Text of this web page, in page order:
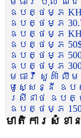
ឧបត្ថម្ភ KHR
ឧបត្ថម្ភ
ឧបត្ថម្ភ
ឧបត្ថម្ភ 50$,
ឧបត្ថម្ភ
ឧបត្ថម្ភ
មេធាវី សួគ៌ា លឹ
មូសេ្សន្នី ឧបត្
ស្រីនាថ ឧបត្ថ
ឧបត្ថម្ភ
មាតិការសំខា